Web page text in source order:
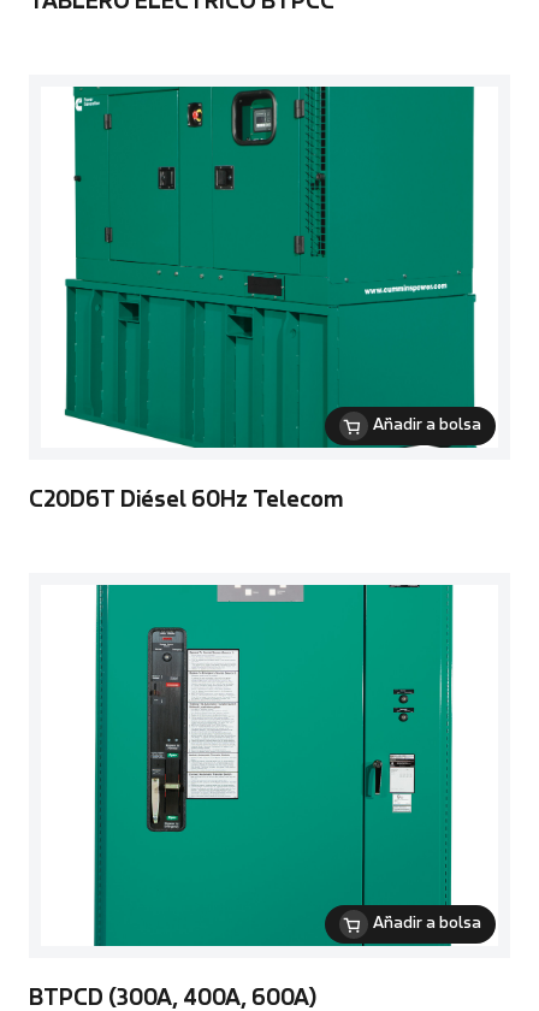
Añadir a bolsa
C20D6T Diésel 60Hz Telecom
Añadir a bolsa
BTPCD (300A, 400A, 600A)